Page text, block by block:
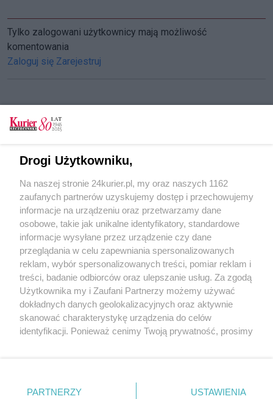
Tylko zalogowani użytkownicy mają możliwość
komentowania
Zaloguj się Zarejestruj
CZYTAJ TAKŻE
Koszykówka. King - Zastal w ćwierćfinale
Koszykówka. King zwyciężył w Krośnie
[GALERIA]
POGODA
13℃
Zobacz prognozę na 3 dni
Copyright © 2022 Kurier Szczeciński sp. z o.o.
Drogi Użytkowniku,
Na naszej stronie 24kurier.pl, my oraz naszych 1162
zaufanych partnerów uzyskujemy dostęp i przechowujemy
informacje na urządzeniu oraz przetwarzamy dane
osobowe, takie jak unikalne identyfikatory, standardowe
informacje wysyłane przez urządzenie czy dane
przeglądania w celu zapewniania spersonalizowanych
reklam, wybór spersonalizowanych treści, pomiar reklam i
treści, badanie odbiorców oraz ulepszanie usług. Za zgodą
Użytkownika my i Zaufani Partnerzy możemy używać
dokładnych danych geolokalizacyjnych oraz aktywnie
skanować charakterystykę urządzenia do celów
identyfikacji. Ponieważ cenimy Twoją prywatność, prosimy
prywatności znajdujący się w lewym dolnym rogu strony
PARTNERZY USTAWIENIA